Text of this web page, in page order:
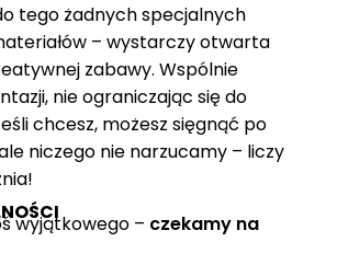
tego żadnych specjalnych
– wystarczy otwarta
zabawy. Wspólnie
nie ograniczając się do
chcesz, możesz sięgnąć po
niczego nie narzucamy – liczy
wyjątkowego – czekamy na